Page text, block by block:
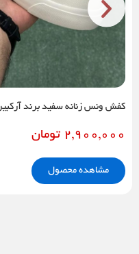
کفش ونس زنانه سفید برند
2,900,000 تومان
مشاهده محصول